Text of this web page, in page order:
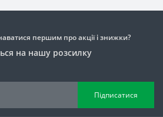
першим про акції і знижки?
на нашу розсилку
Підписатися